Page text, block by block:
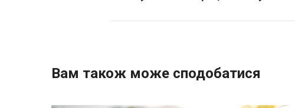
Вам також може сподобатися